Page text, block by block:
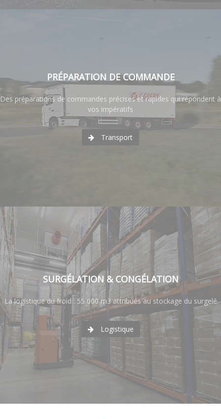
PRÉPARATION DE COMMANDE
Des préparations de commandes précises et rapides qui répondent à
vos impératifs
Transport
SURGÉLATION & CONGÉLATION
La logistique du froid : 55 000 m3 attribués au stockage du surgelé
Logistique